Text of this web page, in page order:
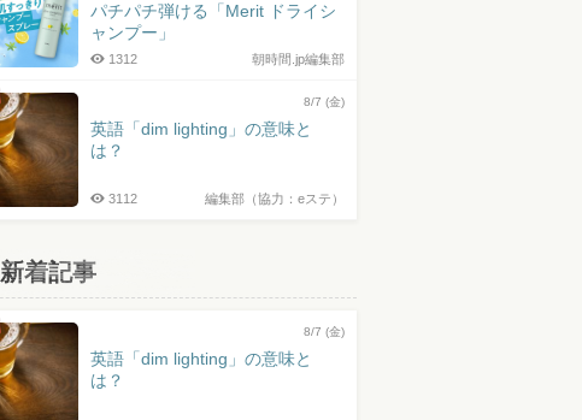
パチパチ弾ける「Merit ドライシ
ャンプー」
朝時間.jp編集部
1312
8/7 (金)
英語「dim lighting」の意味と
は？
編集部（協力：eステ）
3112
新着記事
8/7 (金)
英語「dim lighting」の意味と
は？